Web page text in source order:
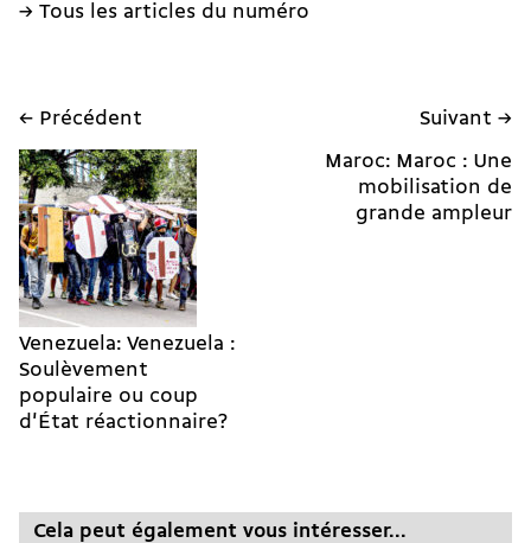
→ Tous les articles du numéro
← Précédent
Venezuela: Venezuela :
Soulèvement
populaire ou coup
d'État réactionnaire?
Suivant →
Maroc: Maroc : Une
mobilisation de
grande ampleur
Cela peut également vous intéresser...